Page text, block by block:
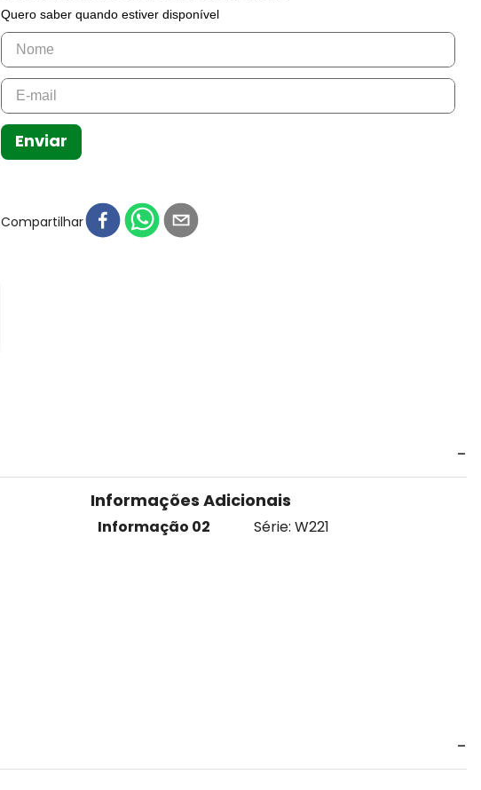
Quero saber quando estiver disponível
Enviar
Compartilhar
Informações Adicionais
Informação 02 Série: W221